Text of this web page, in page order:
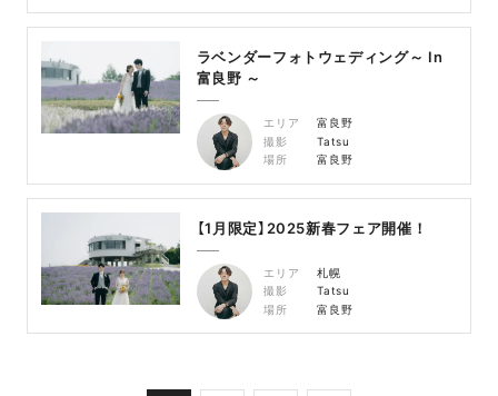
ラベンダーフォトウェディング～ In
富良野 ～
エリア
富良野
撮影
Tatsu
場所
富良野
【1月限定】2025新春フェア開催！
エリア
札幌
撮影
Tatsu
場所
富良野